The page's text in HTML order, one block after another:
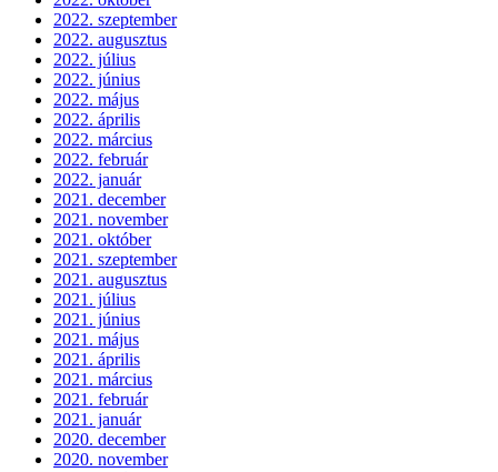
2022. szeptember
2022. augusztus
2022. július
2022. június
2022. május
2022. április
2022. március
2022. február
2022. január
2021. december
2021. november
2021. október
2021. szeptember
2021. augusztus
2021. július
2021. június
2021. május
2021. április
2021. március
2021. február
2021. január
2020. december
2020. november